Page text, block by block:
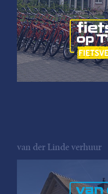
van der Linde verhuur